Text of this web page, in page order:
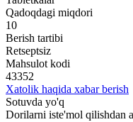
Qadoqdagi miqdori
10
Berish tartibi
Retseptsiz
Mahsulot kodi
43352
Xatolik haqida xabar berish
Sotuvda yo'q
Dorilarni iste'mol qilishdan